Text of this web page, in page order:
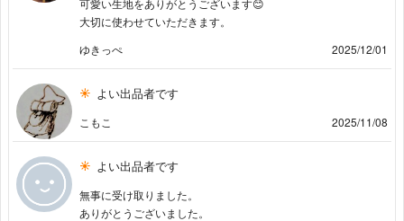
大切に使わせていただきます。
ゆきっぺ
2025/12/01
よい出品者です
こもこ 2025/11/08
よい出品者です
無事に受け取りました。
ありがとうございました。